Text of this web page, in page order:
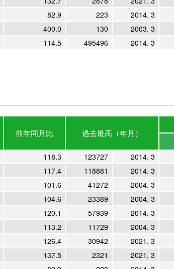
82.9 223 2014. 3
400.0 130 2003. 3
114.5 495496 2014. 3
前年同月比 過去最高 （年月）
118.3 123727 2014. 3
117.4 118881 2014. 3
101.6 41272 2004. 3
104.6 23389 2004. 3
120.1 57939 2014. 3
113.2 11729 2004. 3
126.4 30942 2021. 3
137.5 2321 2021. 3